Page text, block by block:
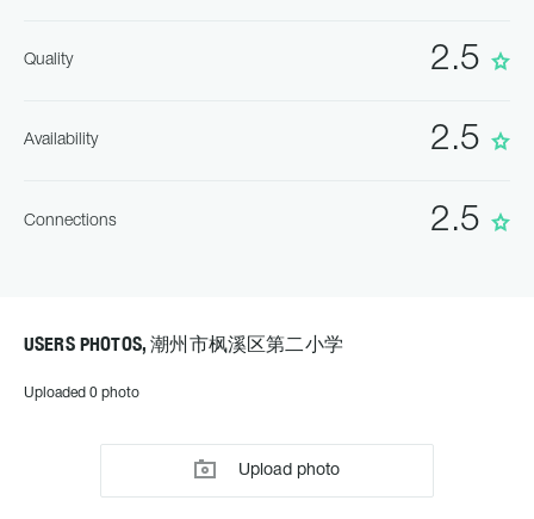
2.5
Quality
2.5
Availability
2.5
Connections
USERS PHOTOS, 潮州市枫溪区第二小学
Uploaded 0 photo
Upload photo